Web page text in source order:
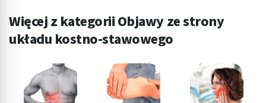
Więcej z kategorii Objawy ze strony
układu kostno-stawowego